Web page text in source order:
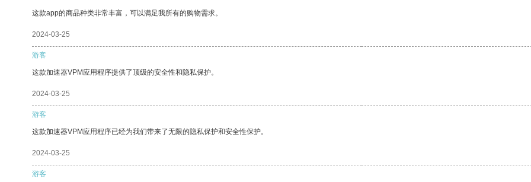
这款app的商品种类非常丰富，可以满足我所有的购物需求。
2024-03-25
游客
这款加速器VPM应用程序提供了顶级的安全性和隐私保护。
2024-03-25
游客
这款加速器VPM应用程序已经为我们带来了无限的隐私保护和安全性保护。
2024-03-25
游客